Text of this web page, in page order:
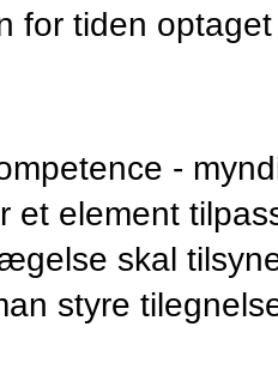
for tiden
-
et element
skal
styre